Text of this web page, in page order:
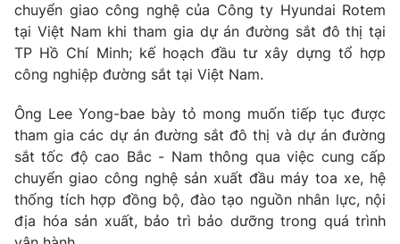
Theo dõi báo trên
Cơ quan báo chí:
Thời báo VTV
Giấy phép hoạt động báo in và báo điện tử số 483/GP-BTTTT
cấp ngày 29/12/2023
Tổng Biên tập:Vũ Thanh Thủy
Phó Tổng Biên tập:Nguyễn Thị Mỹ Hạnh, Phạm Quốc Thắng,
Nguyễn Trọng Ninh
chuyển giao công nghệ của Công ty Hyundai Rotem
tại Việt Nam khi tham gia dự án đường sắt đô thị tại
TP Hồ Chí Minh; kế hoạch đầu tư xây dựng tổ hợp
công nghiệp đường sắt tại Việt Nam.
Ông Lee Yong-bae bày tỏ mong muốn tiếp tục được
tham gia các dự án đường sắt đô thị và dự án đường
sắt tốc độ cao Bắc - Nam thông qua việc cung cấp
chuyển giao công nghệ sản xuất đầu máy toa xe, hệ
thống tích hợp đồng bộ, đào tạo nguồn nhân lực, nội
địa hóa sản xuất, bảo trì bảo dưỡng trong quá trình